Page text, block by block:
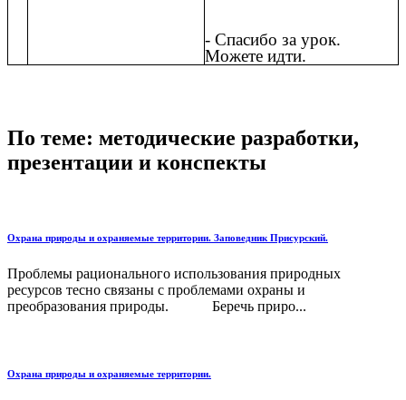
- Спасибо за урок.
Можете идти.
По теме: методические разработки,
презентации и конспекты
Охрана природы и охраняемые территории. Заповедник Присурский.
Проблемы рационального использования природных
ресурсов тесно связаны с проблемами охраны и
преобразования природы. Беречь приро...
Охрана природы и охраняемые территории.